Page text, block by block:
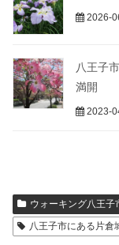
2026-
八王子
満開
2023-
ウォーキング八王子
八王子市にある片倉